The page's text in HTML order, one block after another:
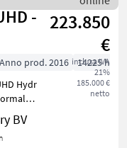
-
/
223.850
€
inclusa IVA
21%
185.000 €
netto
Anno prod. 2016
14225 h
Hydr
BV